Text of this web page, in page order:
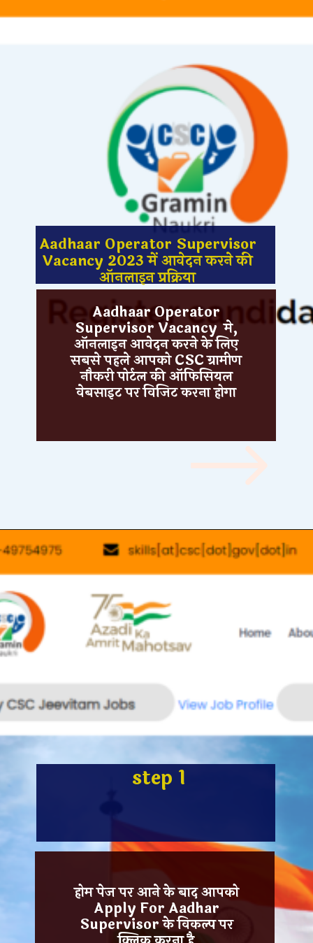
Aadhaar Operator Supervisor
Vacancy 2023 में आवेदन करने की
ऑनलाइन प्रक्रिया
Aadhaar Operator
Supervisor Vacancy मे,
ऑनलाइन आवेदन करने के लिए
सबसे पहले आपकोCSC ग्रामीण
नौकरी पोर्टल कीऑफिसियल
वेबसाइटपर विजिट करना होगा
step 1
होम पेज पर आने के बाद आपको
Apply For Aadhar
Supervisorके विकल्प पर